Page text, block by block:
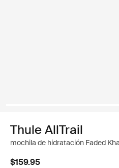
Thule AllTrail
mochila de hidratación Faded
$159.95